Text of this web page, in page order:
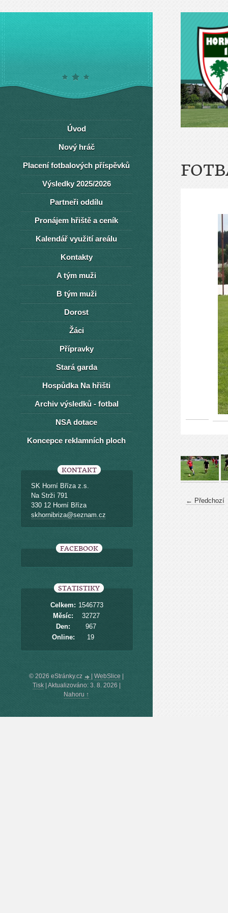
← Předchozí
Úvod
Nový hráč
Placení fotbalových příspěvků
Výsledky 2025/2026
Partneři oddílu
Pronájem hřiště a ceník
Kalendář využití areálu
Kontakty
A tým muži
B tým muži
Dorost
Žáci
Přípravky
Stará garda
Hospůdka Na hřišti
Archiv výsledků - fotbal
NSA dotace
Koncepce reklamních ploch
KONTAKT
SK Horní Bříza z.s.
Na Strži 791
330 12 Horní Bříza
skhornibriza@seznam.cz
FACEBOOK
STATISTIKY
Online: 19
Celkem: 1546773
Měsíc:
32727
Den:
967
© 2026 eStránky.cz WebSlice
Tisk| Aktualizováno: 3. 8. 2026
Nahoru ↑